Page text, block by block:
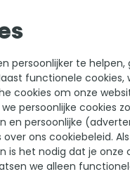
persoonlijker te helpen,
functionele
cookies om onze
persoonlijke cookies
en persoonlijke
over ons cookiebeleid.
is het nodig dat je
we alleen